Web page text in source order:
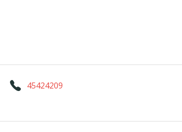
45424209